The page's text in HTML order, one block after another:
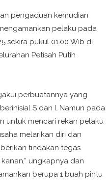
pengaduan kemudian
pelaku pada
sekira pukul 01.00 Wib di
Petisah Putih
perbuatannya yang
S dan I. Namun pada
untuk mencari rekan pelaku
melarikan diri dan
tindakan tegas
ungkapnya dan
berupa 1 buah pintu